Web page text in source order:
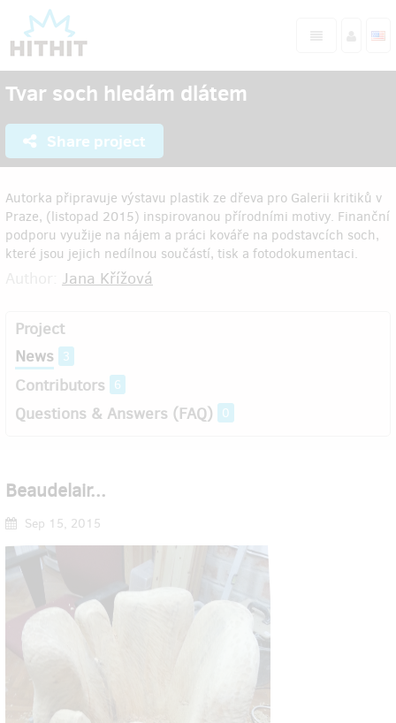
Tvar soch hledám dlátem
Share project
Autorka připravuje výstavu plastik ze dřeva pro Galerii kritiků v
Praze, (listopad 2015) inspirovanou přírodními motivy. Finanční
podporu využije na nájem a práci kováře na podstavcích soch,
které jsou jejich nedílnou součástí, tisk a fotodokumentaci.
Jana Křížová
Project
News 3
Contributors 6
Questions & Answers (FAQ) 0
Beaudelair...
Sep 15, 2015